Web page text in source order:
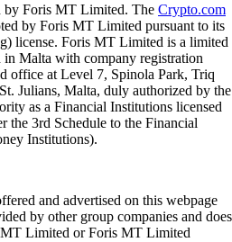
by Foris MT Limited. The Crypto.com
by Foris MT Limited pursuant to its
license. Foris MT Limited is a limited
Malta with company registration
office at Level 7, Spinola Park, Triq
Julians, Malta, duly authorized by the
as a Financial Institutions licensed
the 3rd Schedule to the Financial
Institutions).
and advertised on this webpage
by other group companies and does
Limited or Foris MT Limited